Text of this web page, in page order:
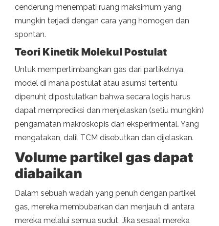
cenderung menempati ruang maksimum yang
mungkin terjadi dengan cara yang homogen dan
spontan.
Teori Kinetik Molekul Postulat
Untuk mempertimbangkan gas dari partikelnya,
model di mana postulat atau asumsi tertentu
dipenuhi; dipostulatkan bahwa secara logis harus
dapat memprediksi dan menjelaskan (setiu mungkin)
pengamatan makroskopis dan eksperimental. Yang
mengatakan, dalil TCM disebutkan dan dijelaskan.
Volume partikel gas dapat
diabaikan
Dalam sebuah wadah yang penuh dengan partikel
gas, mereka membubarkan dan menjauh di antara
mereka melalui semua sudut. Jika sesaat mereka